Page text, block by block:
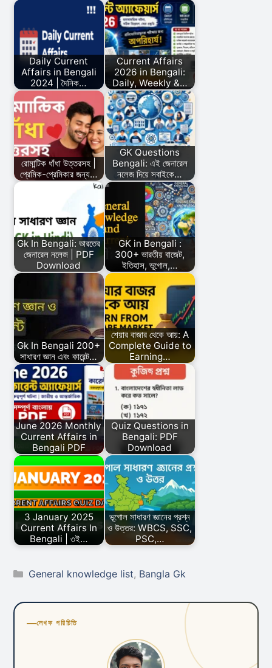
Daily Current
Affairs in Bengali
2024 | দৈনিক…
Current Affairs
2026 in Bengali:
Daily, Weekly &…
রোমান্টিক ধাঁধা উত্তরসহ |
প্রেমিক-প্রেমিকার জন্য…
GK Questions
Bengali: এই জেনারেল
নলেজ দিয়ে সবাইকে…
Gk In Bengali: ভারতের
জেনারেল নলেজ | PDF
Download
GK in Bengali :
300+ ভারতীয় বাজেট,
ইতিহাস, ভূগোল,…
Gk In Bengali 200+
সাধারণ জ্ঞান এবং কারেন্ট…
শেয়ার বাজার থেকে আয়: A
Complete Guide to
Earning…
June 2026 Monthly
Current Affairs in
Bengali PDF
Quiz Questions in
Bengali: PDF
Download
3 January 2025
Current Affairs In
Bengali | ৩ই…
ভূগোল সাধারণ জ্ঞানের প্রশ্ন
ও উত্তর: WBCS, SSC,
PSC,…
Categories
General knowledge list, Bangla Gk
লেখক পরিচিতি